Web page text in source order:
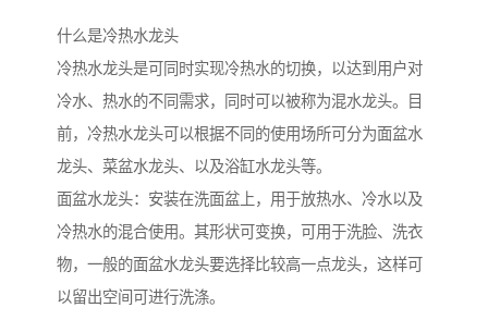
什么是冷热水龙头
冷热水龙头是可同时实现冷热水的切换，以达到用户对
冷水、热水的不同需求，同时可以被称为混水龙头。目
前，冷热水龙头可以根据不同的使用场所可分为面盆水
龙头、菜盆水龙头、以及浴缸水龙头等。
面盆水龙头：安装在洗面盆上，用于放热水、冷水以及
冷热水的混合使用。其形状可变换，可用于洗脸、洗衣
物，一般的面盆水龙头要选择比较高一点龙头，这样可
以留出空间可进行洗涤。